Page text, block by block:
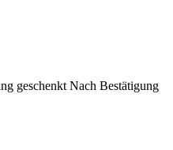
geschenkt Nach Bestätigung